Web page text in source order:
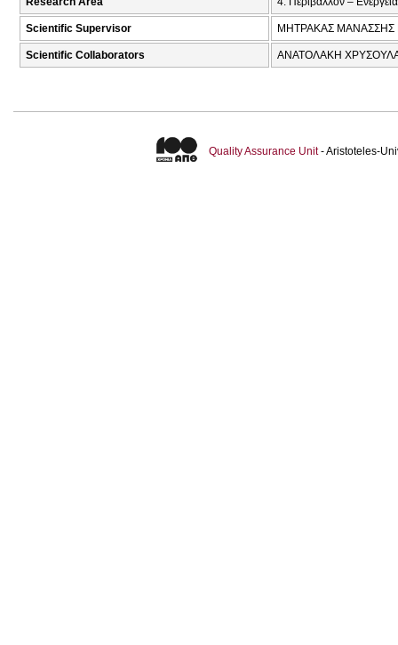
Scientific Supervisor ΜΗΤΡΑΚΑΣ ΜΑΝΑΣΣΗΣ
Scientific Collaborators ΑΝΑΤΟΛΑΚΗ ΧΡΥΣΟΥΛΑ
Quality Assurance Unit- Aristoteles-